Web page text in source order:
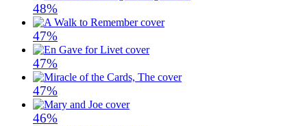
48%
47%
47%
47%
46%